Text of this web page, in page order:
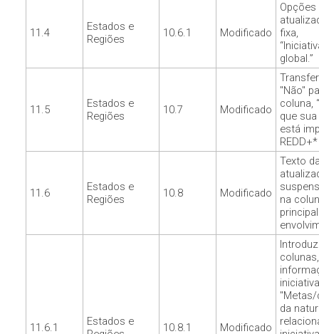
11.4
Estados e
Regiões
10.6.1 Modificado
Opções
fixa,
global.”
11.5
Estados e
Regiões
10.7 Modificado
"Não"
coluna,
que
está
11.6
Estados e
Regiões
10.8 Modificado
Texto
na
11.6.1
Estados e
10.8.1 Modificado
da